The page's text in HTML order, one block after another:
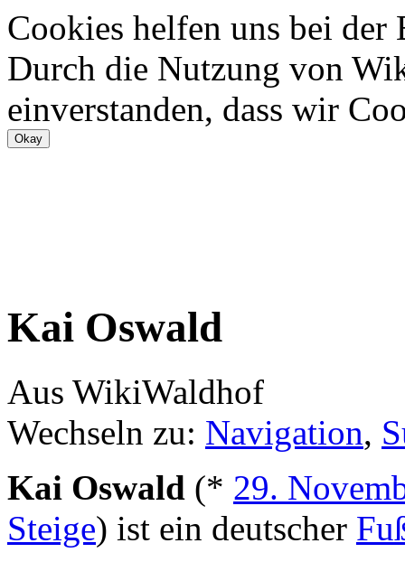
Cookies helfen uns bei
Durch die Nutzung von
einverstanden, dass wir
Kai Oswald
Aus WikiWaldhof
Wechseln zu: Navigation,
Kai Oswald (* 29.
Steige) ist ein deutscher